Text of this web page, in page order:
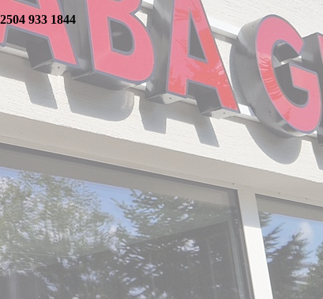
933 1844